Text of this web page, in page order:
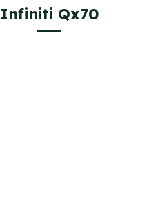
Infiniti Qx70